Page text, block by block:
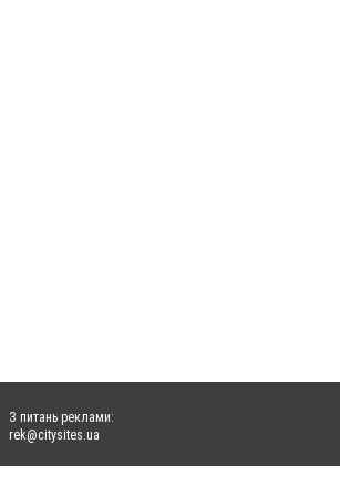
З питань реклами:
rek@citysites.ua